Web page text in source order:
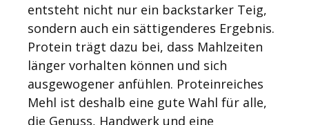
entsteht nicht nur ein backstarker Teig,
sondern auch ein sättigenderes Ergebnis.
Protein trägt dazu bei, dass Mahlzeiten
länger vorhalten können und sich
ausgewogener anfühlen. Proteinreiches
Mehl ist deshalb eine gute Wahl für alle,
die Genuss, Handwerk und eine